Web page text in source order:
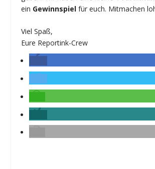
ein Gewinnspiel für euch. Mitmachen
Viel Spaß,
Eure Reportink-Crew